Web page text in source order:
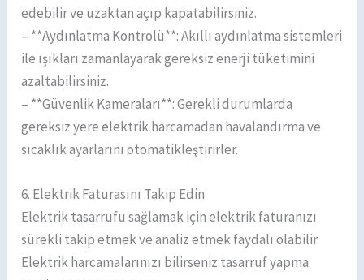
edebilir ve uzaktan açıp kapatabilirsiniz.
– **Aydınlatma Kontrolü**: Akıllı aydınlatma sistemleri
ile ışıkları zamanlayarak gereksiz enerji tüketimini
azaltabilirsiniz.
– **Güvenlik Kameraları**: Gerekli durumlarda
gereksiz yere elektrik harcamadan havalandırma ve
sıcaklık ayarlarını otomatikleştirirler.
6. Elektrik Faturasını Takip Edin
Elektrik tasarrufu sağlamak için elektrik faturanızı
sürekli takip etmek ve analiz etmek faydalı olabilir.
Elektrik harcamalarınızı bilirseniz tasarruf yapma